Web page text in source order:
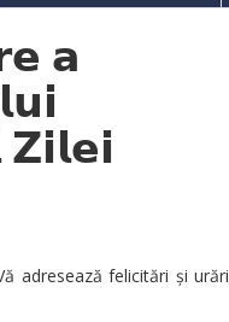
𝗮
adresează felicitări și urări